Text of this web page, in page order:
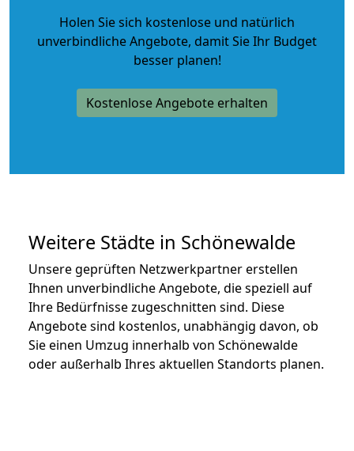
Holen Sie sich kostenlose und natürlich
unverbindliche Angebote, damit Sie Ihr Budget
besser planen!
Kostenlose Angebote erhalten
Weitere Städte in Schönewalde
Unsere geprüften Netzwerkpartner erstellen
Ihnen unverbindliche Angebote, die speziell auf
Ihre Bedürfnisse zugeschnitten sind. Diese
Angebote sind kostenlos, unabhängig davon, ob
Sie einen Umzug innerhalb von Schönewalde
oder außerhalb Ihres aktuellen Standorts planen.